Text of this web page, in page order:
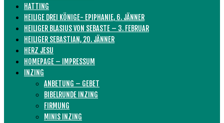
HATTING
HEILIGE DREI KÖNIGE- EPIPHANIE, 6. JÄNNER
HEILIGER BLASIUS VON SEBASTE – 3. FEBRUAR
HEILIGER SEBASTIAN, 20. JÄNNER
HERZ JESU
HOMEPAGE – IMPRESSUM
INZING
ANBETUNG – GEBET
BIBELRUNDE INZING
FIRMUNG
MINIS INZING